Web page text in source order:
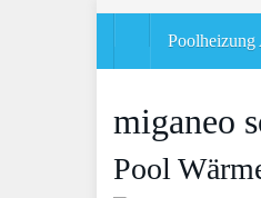
Poolheizung
miganeo
Pool